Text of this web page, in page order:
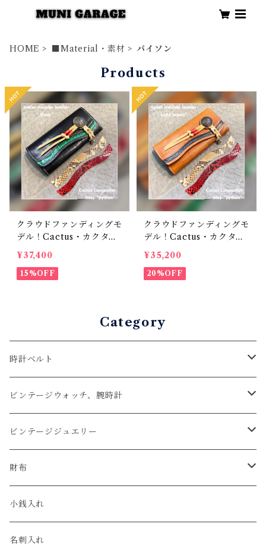
HOME ■Material・素材 パイソン
Products
クラウドファンディングモ
デル！Cactus・カクタ
ス ロングウォレット（C
WBL-03）インレイ・パ
イソン × イタリアンショ
¥37,400
15%OFF
クラウドファンディングモ
デル！Cactus・カクタ
ス ロングウォレット（C
WBL-03）インレイ・パ
イソン × イタリアンショ
¥35,200
20%OFF
Category
時計ベルト
アップルウォッチベルト
コードバン
クロコダイル
エコレザー
エレファント
ビンテージウォッチ、腕時計
オメガ / OMEGA
ユリスナルダン / ULYSSE NARDIN
セイコー / SEIKO
ルミノックス / LUMINOX
ビンテージジュエリー
カルティエ / Cartier
財布
コンパクト
長財布
小銭入れ
名刺入れ